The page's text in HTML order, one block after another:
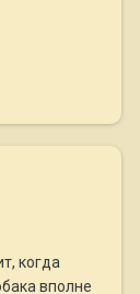
когда
вполне